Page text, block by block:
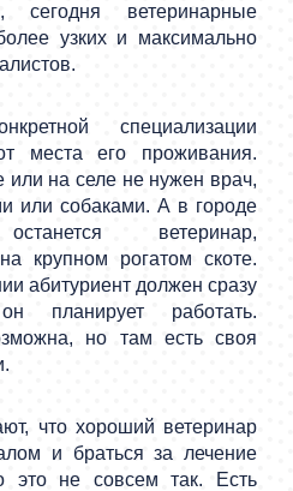
сегодня ветеринарные
узких и максимально
специализации
места его проживания.
или на селе не нужен врач,
или собаками. А в городе
ветеринар,
крупном рогатом скоте.
абитуриент должен сразу
планирует работать.
но там есть своя
что хороший ветеринар
и браться за лечение
это не совсем так. Есть